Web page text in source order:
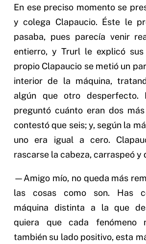
En ese preciso momento se
y colega Clapaucio. Éste le
pasaba, pues parecía venir
entierro, y Trurl le explicó sus
propio Clapaucio se metió un
interior de la máquina,
algún que otro desperfecto.
preguntó cuánto eran dos
contestó que seis; y, según la
uno era igual a cero.
rascarse la cabeza, carraspeó y
—Amigo mío, no queda más
las cosas como son. Has
máquina distinta a la que
quiera que cada fenómeno
también su lado positivo, esta